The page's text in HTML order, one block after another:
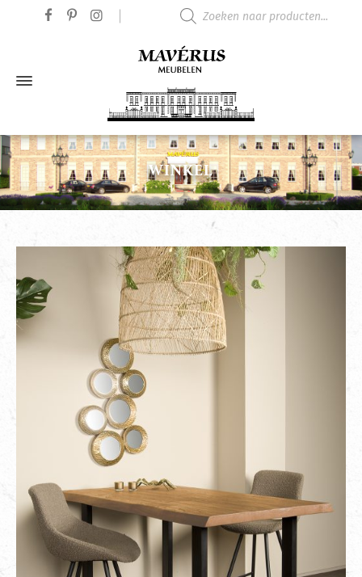
WINKEL